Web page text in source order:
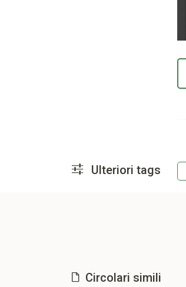
Ulteriori tags
Circolari simili